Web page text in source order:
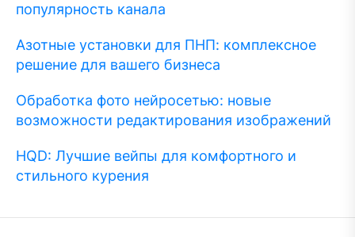
популярность канала
Азотные установки для ПНП: комплексное
решение для вашего бизнеса
Обработка фото нейросетью: новые
возможности редактирования изображений
HQD: Лучшие вейпы для комфортного и
стильного курения